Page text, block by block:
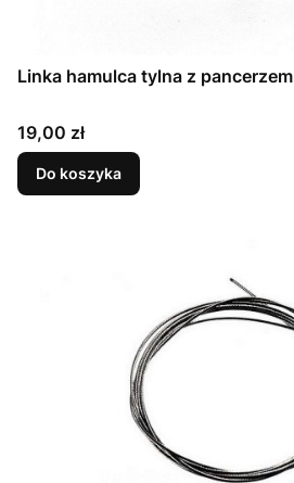
Linka hamulca tylna z pancerzem
Cena
19,00 zł
Do koszyka